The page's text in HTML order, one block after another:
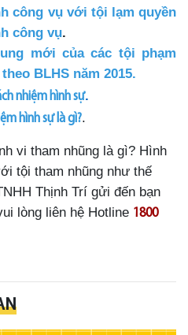
công vụ với tội lạm quyền
công vụ.
mới của các tội phạm
BLHS năm 2015.
nhiệm hình sự.
hình sự là gì?.
vi tham nhũng là gì? Hình
tội tham nhũng như thế
Thịnh Trí gửi đến bạn
lòng liên hệ Hotline 1800